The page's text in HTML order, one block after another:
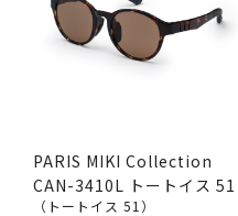
PARIS MIKI Collection
CAN-3410L トートイス 51
（トートイス 51）